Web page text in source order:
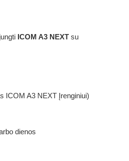
ICOM A3 NEXTsu
ICOM A3 NEXT Įrenginiui)
dienos